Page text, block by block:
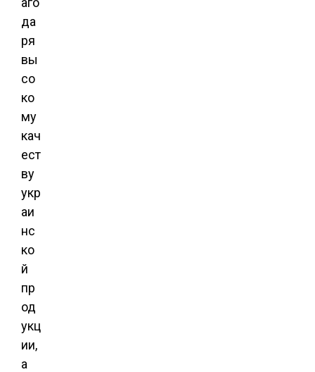
да
ря
вы
со
ко
му
кач
ест
ву
укр
аи
нс
ко
й
пр
од
укц
ии,
а